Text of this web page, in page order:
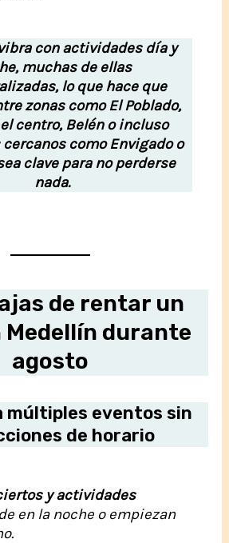
con actividades día y
muchas de ellas
lo que hace que
zonas como El Poblado,
centro, Belén o incluso
como Envigado o
clave para no perderse
nada.
de rentar un
Medellín durante
agosto
múltiples eventos sin
de horario
y actividades
en la noche o empiezan